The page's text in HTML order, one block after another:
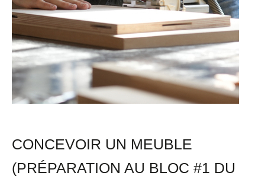
CONCEVOIR UN MEUBLE
(PRÉPARATION AU BLOC #1 DU